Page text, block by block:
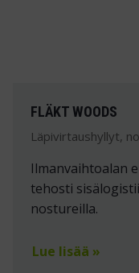
FLÄKT WOODS
Läpivirtaushyllyt,
Ilmanvaihtoalan
tehosti
nostureilla.
Lue lisää »